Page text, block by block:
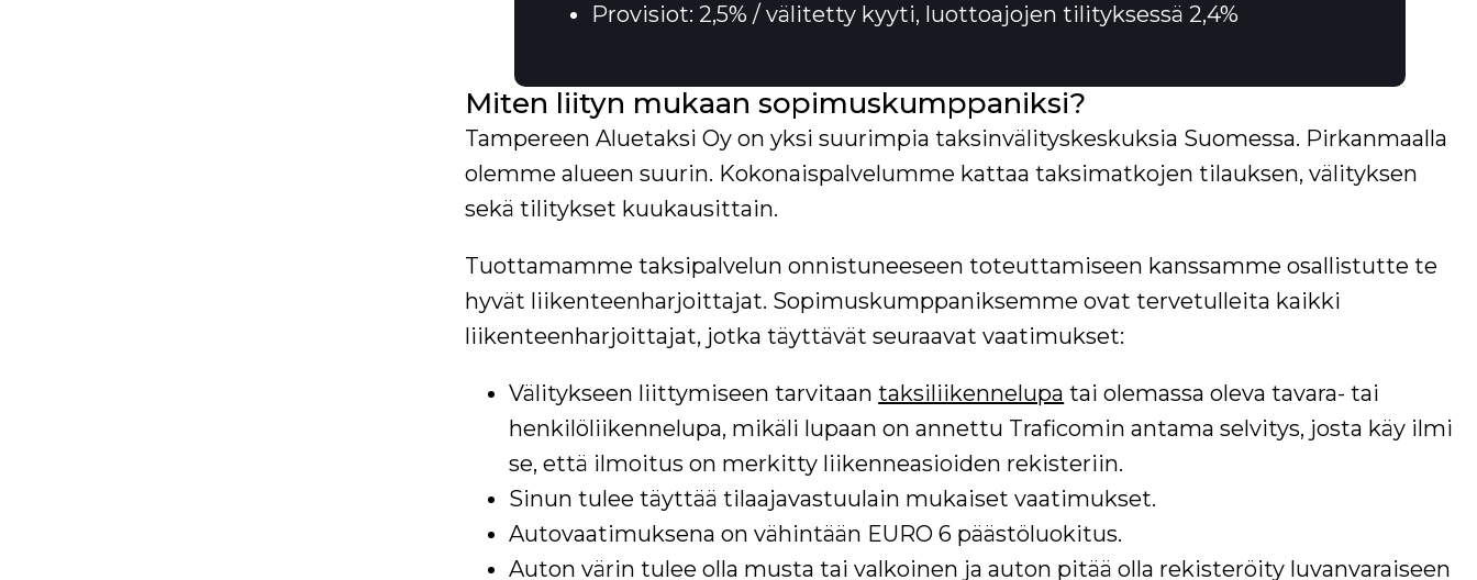
Provisiot: 2,5% / välitetty kyyti, luottoajojen tilityksessä 2,4%
Miten liityn mukaan sopimus­kumppaniksi?
Tampereen Aluetaksi Oy on yksi suurimpia taksinvälityskeskuksia Suomessa. Pirkanmaalla
olemme alueen suurin. Kokonaispalvelumme kattaa taksimatkojen tilauksen, välityksen
sekä tilitykset kuukausittain.
Tuottamamme taksipalvelun onnistuneeseen toteuttamiseen kanssamme osallistutte te
hyvät liikenteen­harjoittajat. Sopimuskumppaniksemme ovat tervetulleita kaikki
liikenteen­harjoittajat, jotka täyttävät seuraavat vaatimukset:
Välitykseen liittymiseen tarvitaantaksiliikennelupa tai olemassa oleva tavara- tai
henkilöliikennelupa, mikäli lupaan on annettu Traficomin antama selvitys, josta käy ilmi
se, että ilmoitus on merkitty liikenneasioiden rekisteriin.
Sinun tulee täyttää tilaajavastuulain mukaiset vaatimukset.
Autovaatimuksena on vähintään EURO 6 päästöluokitus.
Auton värin tulee olla musta tai valkoinen ja auton pitää olla rekisteröity luvanvaraiseen